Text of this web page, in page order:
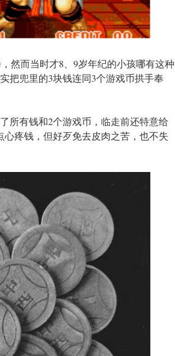
然而当时才8、9岁年纪的小孩哪有这种
把兜里的3块钱连同3个游戏币拱手奉
所有钱和2个游戏币，临走前还特意给
疼钱，但好歹免去皮肉之苦，也不失